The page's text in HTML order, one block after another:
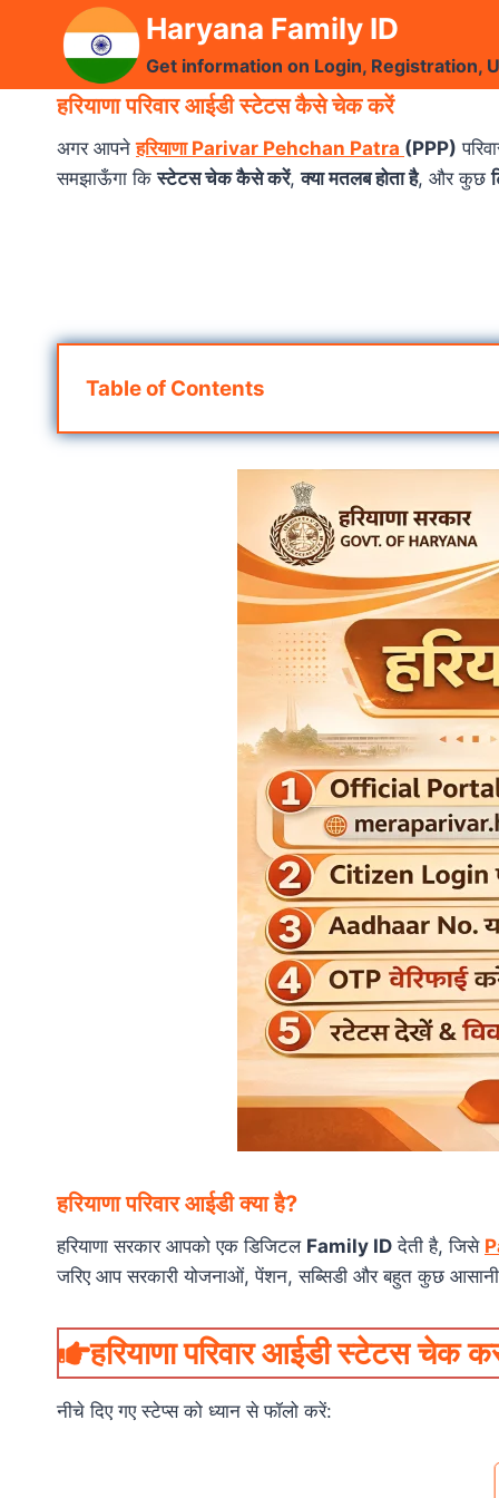
Haryana Family ID
Get information on Login, Registration,
हरियाणा परिवार आईडी स्टेटस कैसे चेक करें
अगर आपनेहरियाणा Parivar Pehchan Patra (PPP)
समझाऊँगा किस्टेटस चेक कैसे करें,क्या मतलब होता है, और कुछ
Table of Contents
हरियाणा परिवार आईडी क्या है?
हरियाणा सरकार आपको एक डिजिटल Family ID देती है, जिसे
जरिए आप सरकारी योजनाओं, पेंशन, सब्सिडी और बहुत कुछ
हरियाणा परिवार आईडी स्टेटस
नीचे दिए गए स्टेप्स को ध्यान से फॉलो करें: